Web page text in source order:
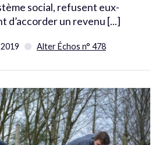
social, refusent eux-
d’accorder un revenu [...]
Alter Échos n° 478